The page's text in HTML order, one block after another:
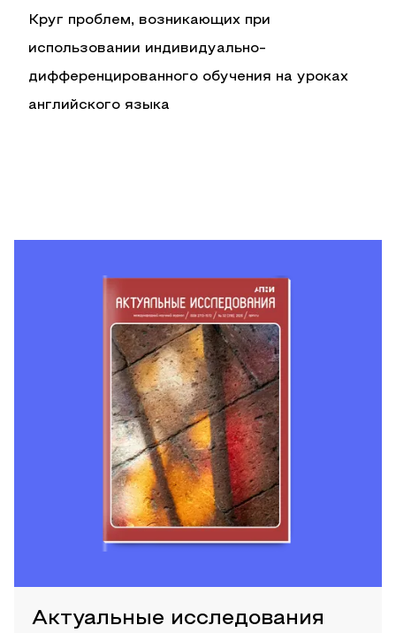
Круг проблем, возникающих при
использовании индивидуально-
дифференцированного обучения на уроках
английского языка
Актуальные исследования